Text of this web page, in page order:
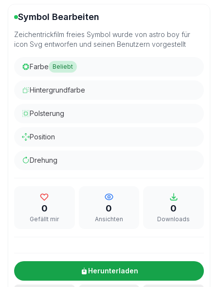
Symbol Bearbeiten
Zeichentrickfilm freies Symbol wurde von astro boy für
icon Svg entworfen und seinen Benutzern vorgestellt
Farbe Beliebt
Hintergrundfarbe
Polsterung
Position
Drehung
0
Gefällt mir
0
Ansichten
0
Downloads
Herunterladen